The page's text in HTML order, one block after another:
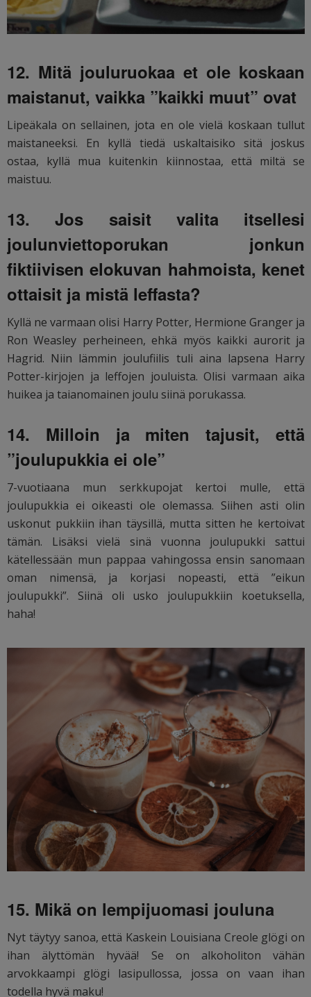
12. Mitä jouluruokaa et ole koskaan
maistanut, vaikka ”kaikki muut” ovat
Lipeäkala on sellainen, jota en ole vielä koskaan tullut
maistaneeksi. En kyllä tiedä uskaltaisiko sitä joskus
ostaa, kyllä mua kuitenkin kiinnostaa, että miltä se
maistuu.
13. Jos saisit valita itsellesi
joulunviettoporukan jonkun
fiktiivisen elokuvan hahmoista, kenet
ottaisit ja mistä leffasta?
Kyllä ne varmaan olisi Harry Potter, Hermione Granger ja
Ron Weasley perheineen, ehkä myös kaikki aurorit ja
Hagrid. Niin lämmin joulufiilis tuli aina lapsena Harry
Potter-kirjojen ja leffojen jouluista. Olisi varmaan aika
huikea ja taianomainen joulu siinä porukassa.
14. Milloin ja miten tajusit, että
”joulupukkia ei ole”
7-vuotiaana mun serkkupojat kertoi mulle, että
joulupukkia ei oikeasti ole olemassa. Siihen asti olin
uskonut pukkiin ihan täysillä, mutta sitten he kertoivat
tämän. Lisäksi vielä sinä vuonna joulupukki sattui
kätellessään mun pappaa vahingossa ensin sanomaan
oman nimensä, ja korjasi nopeasti, että ”eikun
joulupukki”. Siinä oli usko joulupukkiin koetuksella,
haha!
15. Mikä on lempijuomasi jouluna
Nyt täytyy sanoa, että Kaskein Louisiana Creole glögi on
ihan älyttömän hyvää! Se on alkoholiton vähän
arvokkaampi glögi lasipullossa, jossa on vaan ihan
todella hyvä maku!